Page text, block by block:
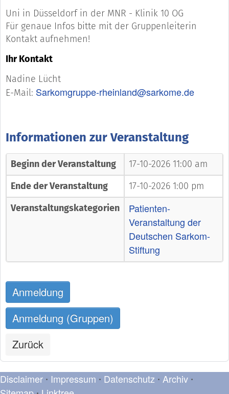
Uni in Düsseldorf in der MNR - Klinik 10 OG
Für genaue Infos bitte mit der Gruppenleiterin
Kontakt aufnehmen!
Ihr Kontakt
Nadine Lücht
E-Mail: Sarkomgruppe-rheinland@sarkome.de
Informationen zur Veranstaltung
Beginn der Veranstaltung
17-10-2026 11:00 am
Ende der Veranstaltung
17-10-2026 1:00 pm
Veranstaltungskategorien
Patienten-
Veranstaltung der
Deutschen Sarkom-
Stiftung
Anmeldung
Anmeldung (Gruppen)
Zurück
Disclaimer • Impressum • Datenschutz • Archiv •